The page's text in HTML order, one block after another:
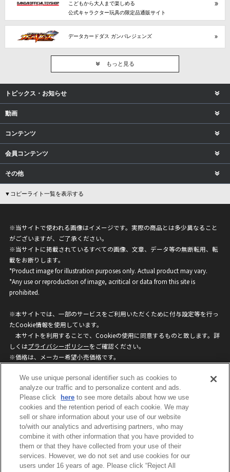
こどもから大人まで楽しめる
公式キャラクター玩具の限定品通販サイト
データカードダス ガンバレジェンズ
もっと見る
トピックス・お知らせ
動画
コンテンツ
会員コンテンツ
その他
▼コピーライト一覧を表示する
※当サイトで使われる画像はイメージです。実際の商品とは多少異なること
がございますが、ご了承ください。
※当サイトに掲載されているすべての画像、文章、データ等の無断転用、転
載をお断りします。
*Product image for illustration purposes only. Actual product may vary.
*Any use or reproduction of image, acritical or data from this site is
prohibited.
※本サイトでは、一部のサービスをご利用いただくために付与設定等を行っ
たCookie情報を使用しています。
本サイトを利用することで、Cookieの使用に同意するものと致します。詳
しくはプライバシーポリシーをご確認ください。
※価格は、メーカー希望小売価格です。
ざいますのでご了承ください。
privacypolicy
Do Not Sell or Share My
Personal Information
ウェブサイトご利用条件
ソーシャルメディアポリシー
個人情報保護方針
お問い合わせ
We use unique personal identifier such as cookies to
analyze our traffic and to personalize content and ads.
Please click
here to see more details about how we use
cookies and the retention period of each cookie. We may
sell or share information about your use of our website
to/with our analytics and advertising partners, who may
combine it with other information that you have provided to
them or that they have collected from your use of their
services. However, we do not set and use cookies for our
users under 16 years of age. Please click “Reject All